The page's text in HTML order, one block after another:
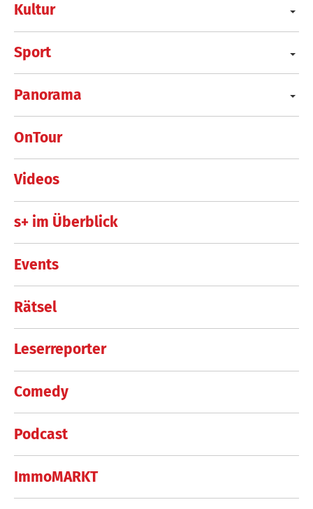
Kultur
Sport
Panorama
OnTour
Videos
s+ im Überblick
Events
Rätsel
Leserreporter
Comedy
Podcast
ImmoMARKT